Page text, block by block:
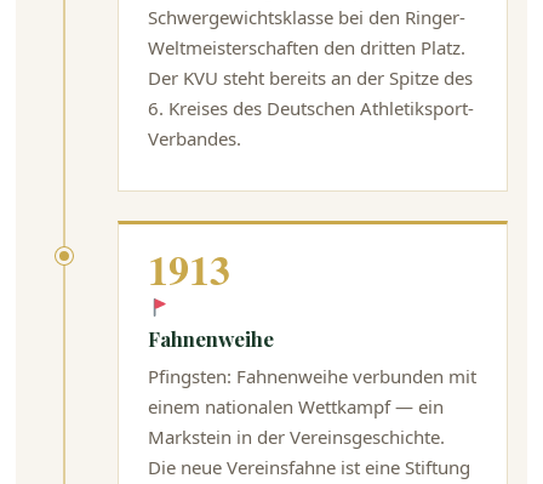
Schwergewichtsklasse bei den Ringer-
Weltmeisterschaften den dritten Platz.
Der KVU steht bereits an der Spitze des
6. Kreises des Deutschen Athletiksport-
Verbandes.
1913
Fahnenweihe
Pfingsten: Fahnenweihe verbunden mit
einem nationalen Wettkampf — ein
Markstein in der Vereinsgeschichte.
Die neue Vereinsfahne ist eine Stiftung